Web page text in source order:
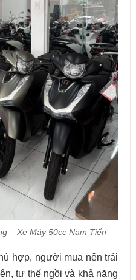
– Xe Máy 50cc Nam Tiến
hợp, người mua nên trải
tư thế ngồi và khả năng